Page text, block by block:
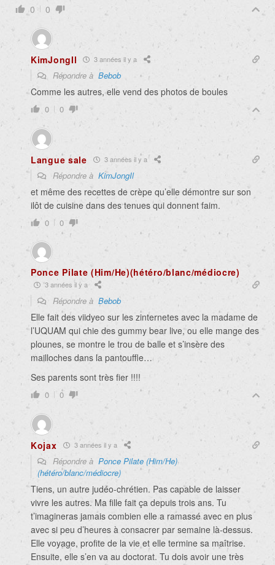
0 0
KimJongIl 3 années il y a
Répondre à Bebob
Comme les autres, elle vend des photos de boules
0 0
Langue sale 3 années il y a
Répondre à KimJongIl
et même des recettes de crèpe qu’elle démontre sur son
ilôt de cuisine dans des tenues qui donnent faim.
0 0
Ponce Pilate (Him/He)(hétéro/blanc/médiocre)
3 années il y a
Répondre à Bebob
Elle fait des viidyeo sur les zinternetes avec la madame de
l’UQUAM qui chie des gummy bear live, ou elle mange des
plounes, se montre le trou de balle et s’insère des
mailloches dans la pantouffle…
Ses parents sont très fier !!!!
0 0
Kojax 3 années il y a
Répondre à Ponce Pilate (Him/He)
(hétéro/blanc/médiocre)
Tiens, un autre judéo-chrétien. Pas capable de laisser
vivre les autres. Ma fille fait ça depuis trois ans. Tu
t’imagineras jamais combien elle a ramassé avec en plus
avec si peu d’heures à consacrer par semaine là-dessus.
Elle voyage, profite de la vie et elle termine sa maîtrise.
Ensuite, elle s’en va au doctorat. Tu dois avoir une très